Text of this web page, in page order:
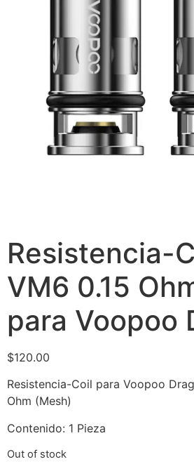
Resistencia-
VM6 0.15
para Voopoo
$120.00
Resistencia-Coil para Voopoo
Ohm (Mesh)
Contenido: 1 Pieza
Out of stock